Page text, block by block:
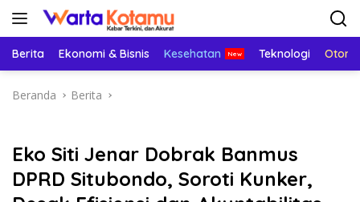
Langsung
Berita Ekonomi & Bisnis Kesehatan Teknologi
Beranda Berita
Eko Siti Jenar Dobrak Banmus
DPRD Situbondo, Soroti Kunker,